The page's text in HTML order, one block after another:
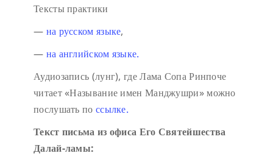
Тексты практики
— на русском языке,
— на английском языке.
Аудиозапись (лунг), где Лама Сопа Ринпоче
читает «Называние имен Манджушри» можно
послушать по ссылке.
Текст письма из офиса Его Святейшества
Далай-ламы: